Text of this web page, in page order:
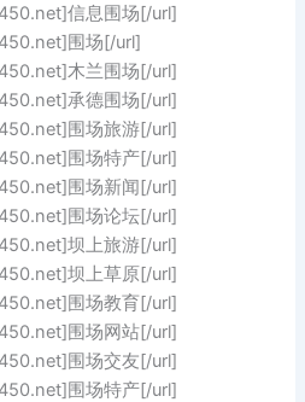
信息围场[/url]
围场[/url]
木兰围场[/url]
承德围场[/url]
围场旅游[/url]
围场特产[/url]
围场新闻[/url]
围场论坛[/url]
坝上旅游[/url]
坝上草原[/url]
围场教育[/url]
围场网站[/url]
围场交友[/url]
围场特产[/url]